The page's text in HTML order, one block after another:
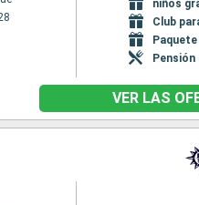
niños
Club
VER LAS